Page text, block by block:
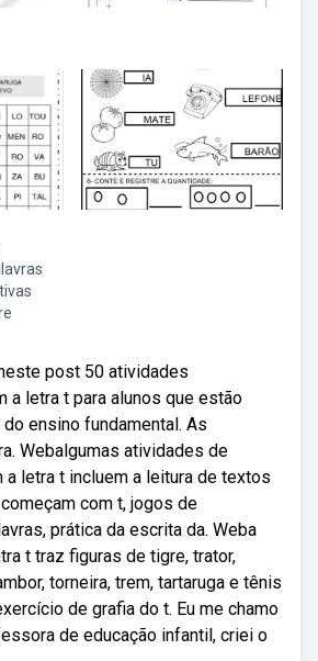
post 50 atividades
a letra t para alunos que estão
ensino fundamental. As
Webalgumas atividades de
letra t incluem a leitura de textos
com t, jogos de
prática da escrita da. Weba
t traz figuras de tigre, trator,
torneira, trem, tartaruga e tênis
de grafia do t. Eu me chamo
de educação infantil, criei o